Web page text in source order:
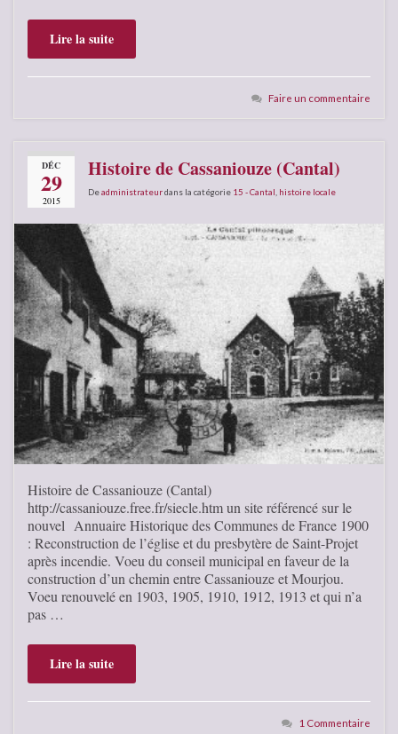
Lire la suite
Faire un commentaire
DÉC
29
2015
Histoire de Cassaniouze (Cantal)
Deadministrateurdans la catégorie 15 - Cantal histoire locale
Histoire de Cassaniouze (Cantal)
http://cassaniouze.free.fr/siecle.htm un site référencé sur le
nouvel Annuaire Historique des Communes de France 1900
: Reconstruction de l’église et du presbytère de Saint-Projet
après incendie. Voeu du conseil municipal en faveur de la
construction d’un chemin entre Cassaniouze et Mourjou.
Voeu renouvelé en 1903, 1905, 1910, 1912, 1913 et qui n’a
pas …
Lire la suite
1 Commentaire